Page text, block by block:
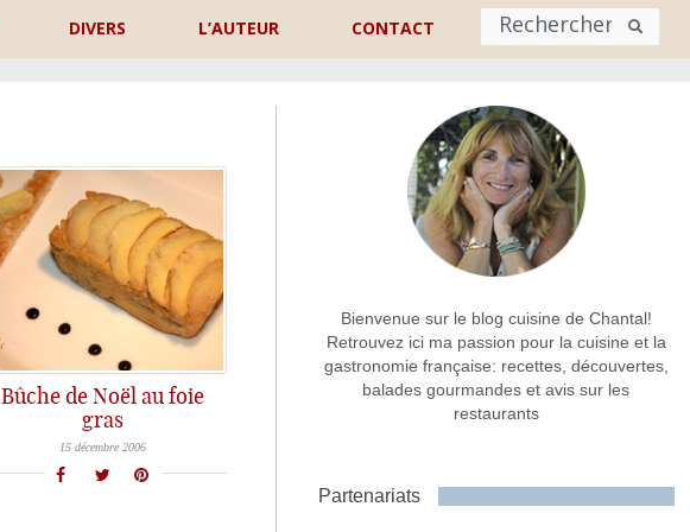
DIVERS L’AUTEUR CONTACT
Prénom Nom
Adresse de contact
Commentaire ou message *
Bûche de Noël au foie
gras
Le foie gras fait partie des mets incontournables dans les menus de fêtes. J'avais depuis longtemps envie d'allier ce produit
15 décembre 2006
Bienvenue sur le blog cuisine de Chantal!
Retrouvez ici ma passion pour la cuisine et la
gastronomie française: recettes, découvertes,
balades gourmandes et avis sur les
restaurants
Partenariats